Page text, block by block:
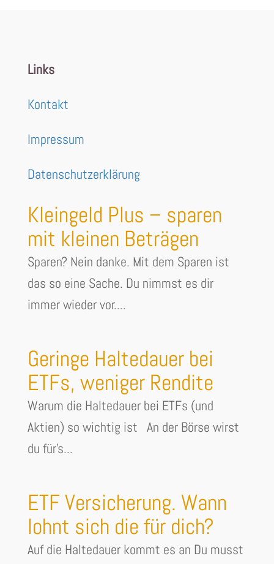
Links
Kontakt
Impressum
Datenschutzerklärung
Kleingeld Plus – sparen
mit kleinen Beträgen
Sparen? Nein danke. Mit dem Sparen ist
das so eine Sache. Du nimmst es dir
immer wieder vor....
Geringe Haltedauer bei
ETFs, weniger Rendite
Warum die Haltedauer bei ETFs (und
Aktien) so wichtig ist An der Börse wirst
du für's...
ETF Versicherung. Wann
lohnt sich die für dich?
Auf die Haltedauer kommt es an Du musst